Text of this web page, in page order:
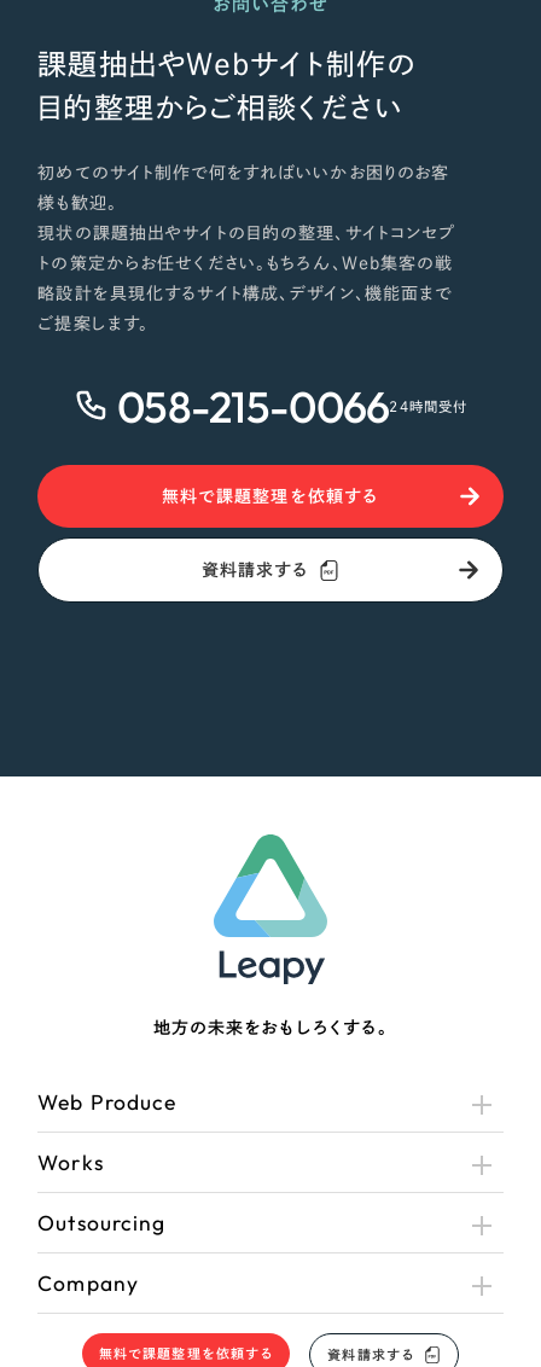
お問い合わせ
課題抽出やWebサイト制作の
目的整理からご相談ください
初めてのサイト制作で何をすればいいかお困りのお客
様も歓迎。
現状の課題抽出やサイトの目的の整理、サイトコンセプ
トの策定からお任せください。もちろん、Web集客の戦
略設計を具現化するサイト構成、デザイン、機能面まで
ご提案します。
058-215-006624時間受付
無料で課題整理を依頼する
資料請求する
地方の未来をおもしろくする。
Web Produce
Works
Outsourcing
Company
無料で課題整理を依頼する 資料請求する